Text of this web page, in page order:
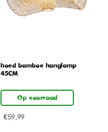
hoed bamboe hanglamp
45CM
Op voorraad
€59,99